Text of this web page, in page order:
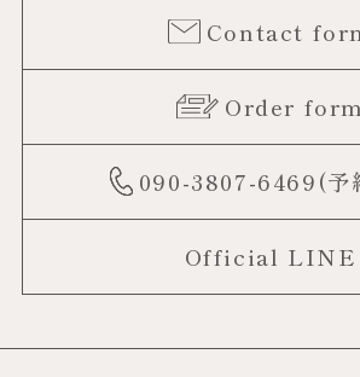
Contact
Order form
090-3807-6469(予
Official LINE